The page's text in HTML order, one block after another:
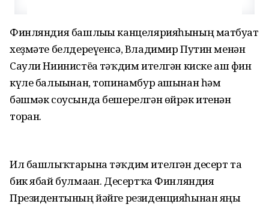
Финляндия башлығы канцелярияһының матбуғат
хеҙмәте белдереүенсә, Владимир Путин менән
Саули Ниинистёға тәҡдим ителгән киске аш фин
күле балығынан, топинамбур ашынан һәм
бәшмәк соусында бешерелгән өйрәк итенән
торған.
Ил башлыҡтарына тәҡдим ителгән десерт та
бик ябай булмаған. Десертҡа Финляндия
Президентының йәйге резиденцияһынан яңы